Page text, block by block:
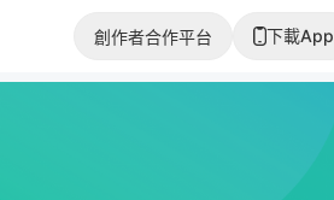
創作者合作平台 下載App